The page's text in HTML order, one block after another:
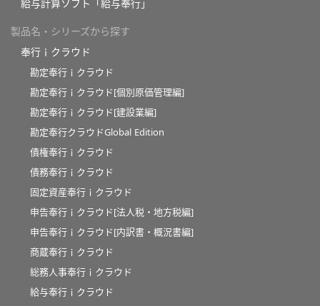
給与計算ソフト「給与奉行」
製品名・シリーズから探す
奉行ｉクラウド
勘定奉行ｉクラウド
勘定奉行ｉクラウド[個別原価管理編]
勘定奉行ｉクラウド[建設業編]
勘定奉行クラウドGlobal Edition
債権奉行ｉクラウド
債務奉行ｉクラウド
固定資産奉行ｉクラウド
申告奉行ｉクラウド[法人税・地方税編]
申告奉行ｉクラウド[内訳書・概況書編]
商蔵奉行ｉクラウド
総務人事奉行ｉクラウド
給与奉行ｉクラウド